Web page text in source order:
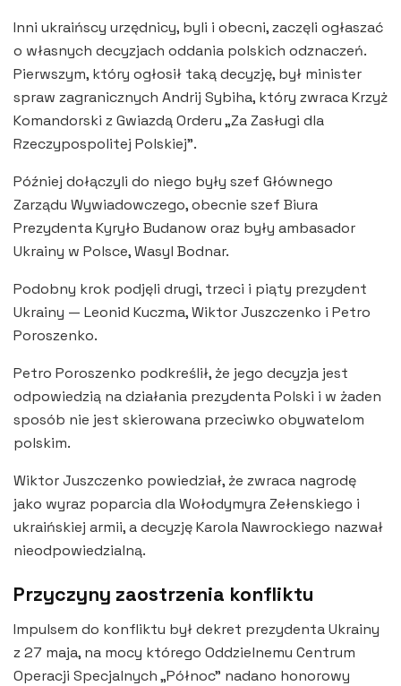
Inni ukraińscy urzędnicy, byli i obecni, zaczęli ogłaszać
o własnych decyzjach oddania polskich odznaczeń.
Pierwszym, który ogłosił taką decyzję, był minister
spraw zagranicznych Andrij Sybiha, który zwraca Krzyż
Komandorski z Gwiazdą Orderu „Za Zasługi dla
Rzeczypospolitej Polskiej”.
Później dołączyli do niego były szef Głównego
Zarządu Wywiadowczego, obecnie szef Biura
Prezydenta Kyryło Budanow oraz były ambasador
Ukrainy w Polsce, Wasyl Bodnar.
Podobny krok podjęli drugi, trzeci i piąty prezydent
Ukrainy — Leonid Kuczma, Wiktor Juszczenko i Petro
Poroszenko.
Petro Poroszenko podkreślił, że jego decyzja jest
odpowiedzią na działania prezydenta Polski i w żaden
sposób nie jest skierowana przeciwko obywatelom
polskim.
Wiktor Juszczenko powiedział, że zwraca nagrodę
jako wyraz poparcia dla Wołodymyra Zełenskiego i
ukraińskiej armii, a decyzję Karola Nawrockiego nazwał
nieodpowiedzialną.
Przyczyny zaostrzenia konfliktu
Impulsem do konfliktu był dekret prezydenta Ukrainy
z 27 maja, na mocy którego Oddzielnemu Centrum
Operacji Specjalnych „Północ” nadano honorowy